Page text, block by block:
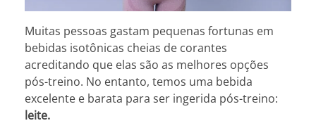
Muitas pessoas gastam pequenas fortunas em
bebidas isotônicas cheias de corantes
acreditando que elas são as melhores opções
pós-treino. No entanto, temos uma bebida
excelente e barata para ser ingerida pós-treino:
leite.